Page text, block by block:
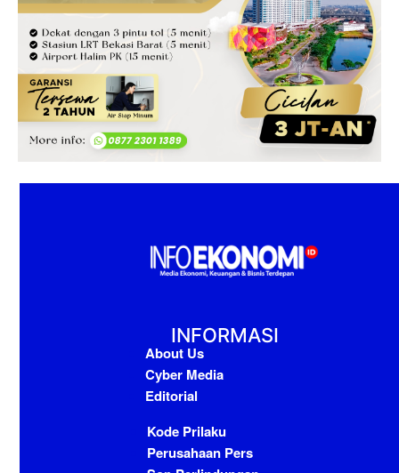
INFORMASI
About Us
Cyber Media
Editorial
Kode Prilaku
Perusahaan Pers